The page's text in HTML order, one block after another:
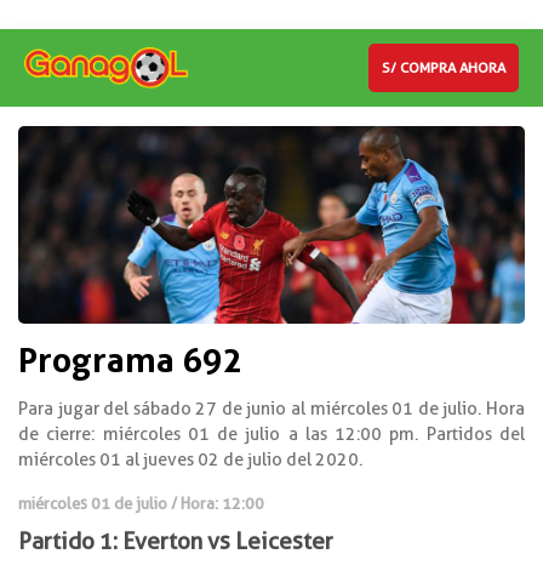
S/ COMPRA AHORA
Programa 692
Para jugar del sábado 27 de junio al miércoles 01 de julio. Hora
de cierre: miércoles 01 de julio a las 12:00 pm. Partidos del
miércoles 01 al jueves 02 de julio del 2020.
miércoles 01 de julio / Hora: 12:00
Partido 1: Everton vs Leicester